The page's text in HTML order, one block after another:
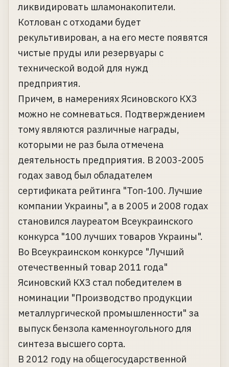
ликвидировать шламонакопители.
Котлован с отходами будет
рекультивирован, а на его месте появятся
чистые пруды или резервуары с
технической водой для нужд
предприятия.
Причем, в намерениях Ясиновского КХЗ
можно не сомневаться. Подтверждением
тому являются различные награды,
которыми не раз была отмечена
деятельность предприятия. В 2003-2005
годах завод был обладателем
сертификата рейтинга "Топ-100. Лучшие
компании Украины", а в 2005 и 2008 годах
становился лауреатом Всеукраинского
конкурса "100 лучших товаров Украины".
Во Всеукраинском конкурсе "Лучший
отечественный товар 2011 года"
Ясиновский КХЗ стал победителем в
номинации "Производство продукции
металлургической промышленности" за
выпуск бензола каменноугольного для
синтеза высшего сорта.
В 2012 году на общегосударственной